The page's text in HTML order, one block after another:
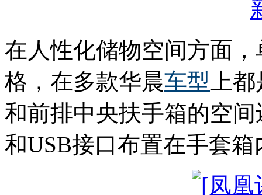
在人性化储物空间方面
格，在多款华晨车型 上
和前排中央扶手箱的空
和USB接口布置在手套箱